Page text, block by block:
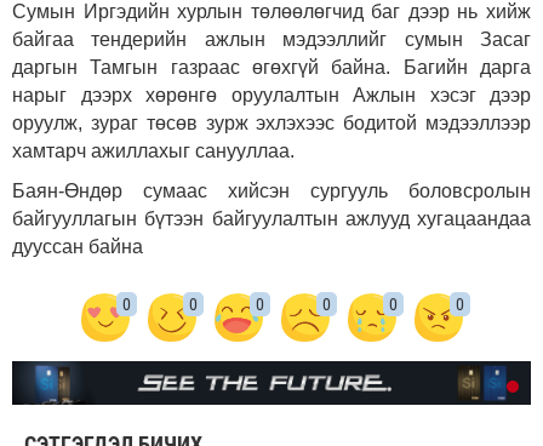
Сумын Иргэдийн хурлын төлөөлөгчид баг дээр нь хийж
байгаа тендерийн ажлын мэдээллийг сумын Засаг
даргын Тамгын газраас өгөхгүй байна. Багийн дарга
нарыг дээрх хөрөнгө оруулалтын Ажлын хэсэг дээр
оруулж, зураг төсөв зурж эхлэхээс бодитой мэдээллээр
хамтарч ажиллахыг санууллаа.
Баян-Өндөр сумаас хийсэн сургууль боловсролын
байгууллагын бүтээн байгуулалтын ажлууд хугацаандаа
дууссан байна
0 0 0 0 0 0